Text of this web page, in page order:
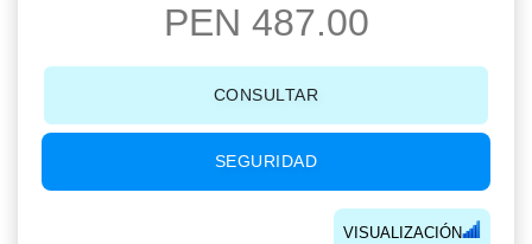
PEN 487.00
CONSULTAR
SEGURIDAD
VISUALIZACIÓN